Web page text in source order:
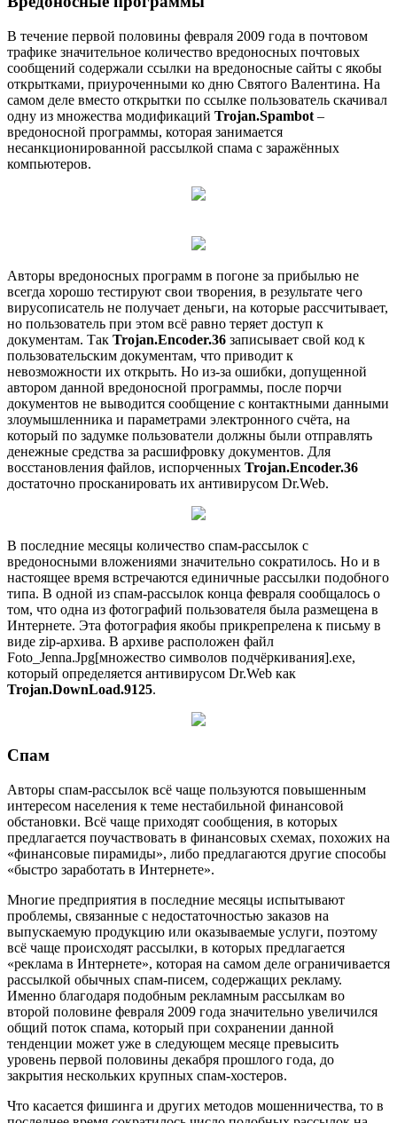
В течение первой половины февраля 2009 года в почтовом
трафике значительное количество вредоносных почтовых
сообщений содержали ссылки на вредоносные сайты с якобы
открытками, приуроченными ко дню Святого Валентина. На
самом деле вместо открытки по ссылке пользователь скачивал
одну из множества модификаций Trojan.Spambot –
вредоносной программы, которая занимается
несанкционированной рассылкой спама с заражённых
компьютеров.
Авторы вредоносных программ в погоне за прибылью не
всегда хорошо тестируют свои творения, в результате чего
вирусописатель не получает деньги, на которые рассчитывает,
но пользователь при этом всё равно теряет доступ к
документам. Так Trojan.Encoder.36 записывает свой код к
пользовательским документам, что приводит к
невозможности их открыть. Но из-за ошибки, допущенной
автором данной вредоносной программы, после порчи
документов не выводится сообщение с контактными данными
злоумышленника и параметрами электронного счёта, на
который по задумке пользователи должны были отправлять
денежные средства за расшифровку документов. Для
восстановления файлов, испорченных Trojan.Encoder.36
достаточно просканировать их антивирусом Dr.Web.
В последние месяцы количество спам-рассылок с
вредоносными вложениями значительно сократилось. Но и в
настоящее время встречаются единичные рассылки подобного
типа. В одной из спам-рассылок конца февраля сообщалось о
том, что одна из фотографий пользователя была размещена в
Интернете. Эта фотография якобы прикрепрелена к письму в
виде zip-архива. В архиве расположен файл
Foto_Jenna.Jpg[множество символов подчёркивания].exe,
который определяется антивирусом Dr.Web как
Trojan.DownLoad.9125.
Спам
Авторы спам-рассылок всё чаще пользуются повышенным
интересом населения к теме нестабильной финансовой
обстановки. Всё чаще приходят сообщения, в которых
предлагается поучаствовать в финансовых схемах, похожих на
«финансовые пирамиды», либо предлагаются другие способы
«быстро заработать в Интернете».
Многие предприятия в последние месяцы испытывают
проблемы, связанные с недостаточностью заказов на
выпускаемую продукцию или оказываемые услуги, поэтому
всё чаще происходят рассылки, в которых предлагается
«реклама в Интернете», которая на самом деле ограничивается
рассылкой обычных спам-писем, содержащих рекламу.
Именно благодаря подобным рекламным рассылкам во
второй половине февраля 2009 года значительно увеличился
общий поток спама, который при сохранении данной
тенденции может уже в следующем месяце превысить
уровень первой половины декабря прошлого года, до
закрытия нескольких крупных спам-хостеров.
Что касается фишинга и других методов мошенничества, то в